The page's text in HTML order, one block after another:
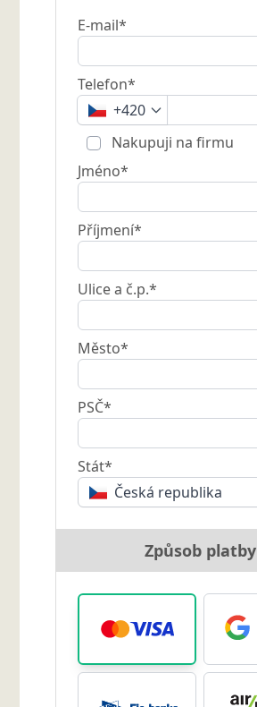
E-mail*
Telefon*
+420
Nakupuji na firmu
Jméno*
Příjmení*
Ulice a č.p.*
Město*
PSČ*
Stát*
Česká republika
Způsob platby